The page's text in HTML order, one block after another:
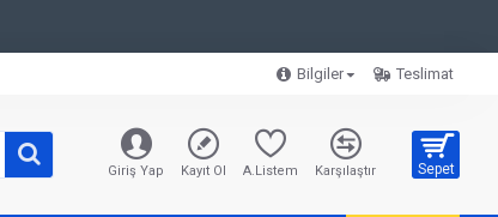
Bilgiler Teslimat
Giriş Yap Kayıt Ol A.Listem Karşılaştır Sepet